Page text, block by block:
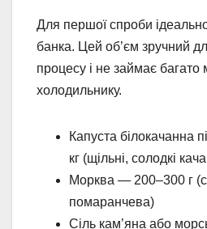
Для першої спроби
банка. Цей об’єм зручний
процесу і не займає багато
холодильнику.
Капуста білокачанна
кг (щільні, солодкі
Морква — 200–300 г
помаранчева)
Сіль кам’яна або